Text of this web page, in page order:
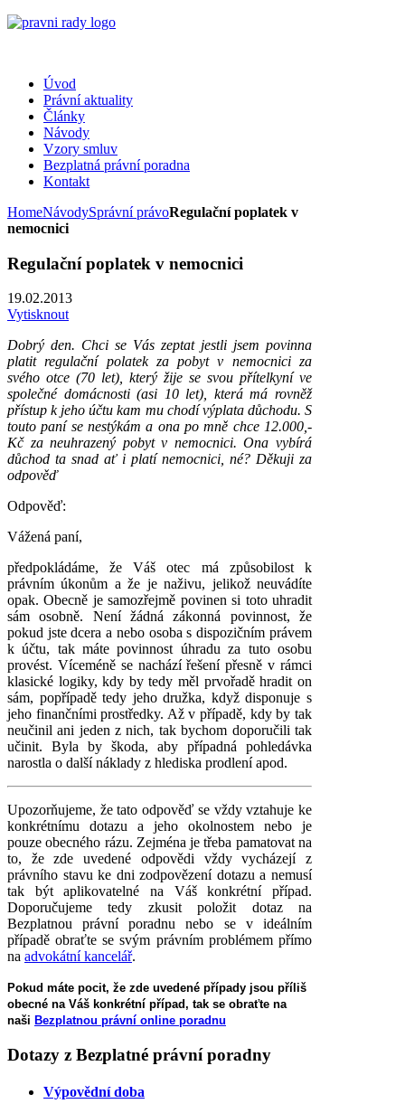
Úvod
Právní aktuality
Články
Návody
Vzory smluv
Bezplatná právní poradna
Kontakt
HomeNávodySprávní právoRegulační poplatek v
nemocnici
Regulační poplatek v nemocnici
19.02.2013
Vytisknout
Dobrý den. Chci se Vás zeptat jestli jsem povinna
platit regulační polatek za pobyt v nemocnici za
svého otce (70 let), který žije se svou přítelkyní ve
společné domácnosti (asi 10 let), která má rovněž
přístup k jeho účtu kam mu chodí výplata důchodu. S
touto paní se nestýkám a ona po mně chce 12.000,-
Kč za neuhrazený pobyt v nemocnici. Ona vybírá
důchod ta snad ať i platí nemocnici, né? Děkuji za
odpověď
Odpověď:
Vážená paní,
předpokládáme, že Váš otec má způsobilost k
právním úkonům a že je naživu, jelikož neuvádíte
opak. Obecně je samozřejmě povinen si toto uhradit
sám osobně. Není žádná zákonná povinnost, že
pokud jste dcera a nebo osoba s dispozičním právem
k účtu, tak máte povinnost úhradu za tuto osobu
provést. Víceméně se nachází řešení přesně v rámci
klasické logiky, kdy by tedy měl prvořadě hradit on
sám, popřípadě tedy jeho družka, když disponuje s
jeho finančními prostředky. Až v případě, kdy by tak
neučinil ani jeden z nich, tak bychom doporučili tak
učinit. Byla by škoda, aby případná pohledávka
narostla o další náklady z hlediska prodlení apod.
Upozorňujeme, že tato odpověď se vždy vztahuje ke
konkrétnímu dotazu a jeho okolnostem nebo je
pouze obecného rázu. Zejména je třeba pamatovat na
to, že zde uvedené odpovědi vždy vycházejí z
právního stavu ke dni zodpovězení dotazu a nemusí
tak být aplikovatelné na Váš konkrétní případ.
Doporučujeme tedy zkusit položit dotaz na
Bezplatnou právní poradnu nebo se v ideálním
případě obraťte se svým právním problémem přímo
na advokátní kancelář.
Pokud máte pocit, že zde uvedené případy jsou příliš
obecné na Váš konkrétní případ, tak se obraťte na
naši Bezplatnou právní online poradnu
Dotazy z Bezplatné právní poradny
Výpovědní doba